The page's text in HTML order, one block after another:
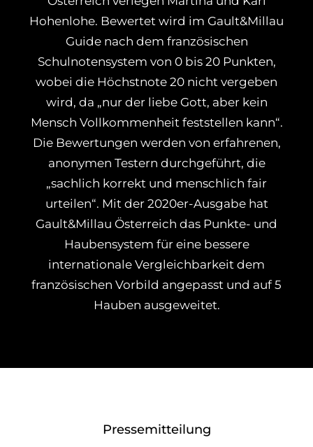
Hohenlohe. Bewertet wird im Gault&Millau
Guide nach dem französischen
Schulnotensystem von 0 bis 20 Punkten,
wobei die Höchstnote 20 nicht vergeben
wird, da „nur der liebe Gott, aber kein
Mensch Vollkommenheit feststellen kann“.
Die Bewertungen werden von erfahrenen,
anonymen Testern durchgeführt, die
„sachlich korrekt und menschlich fair
urteilen“. Mit der 2020er-Ausgabe hat
Gault&Millau Österreich das Punkte- und
Haubensystem für eine bessere
internationale Vergleichbarkeit dem
französischen Vorbild angepasst und auf 5
Hauben ausgeweitet.
Pressemitteilung